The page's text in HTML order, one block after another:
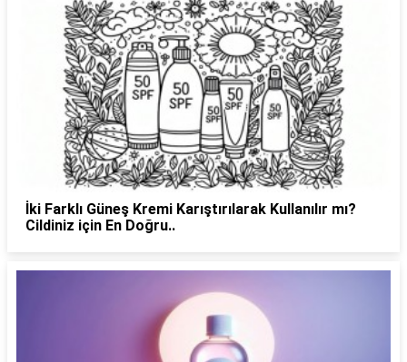
İki Farklı Güneş Kremi Karıştırılarak Kullanılır mı?
Cildiniz için En Doğru..